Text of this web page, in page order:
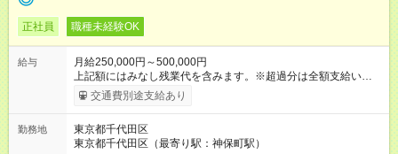
正社員 職種未経験OK
給与
月給250,000円～500,000円
上記額にはみなし残業代を含みます。※超過分は全額支給いたし
ます。 みなし残業代 21,675円／月 みなし残業時間 12時間／月 -
------------------------------------------------------- ≪経験者の方は以下と
万円～＋業績賞与＋交通費＋各種手当 ※固定残業代（30時間/6
万6，610円分）を含む。超過分は追加支給いたします 能力やス
交通費別途支給あり
勤務地
東京都千代田区
東京都千代田区（最寄り駅：神保町駅）